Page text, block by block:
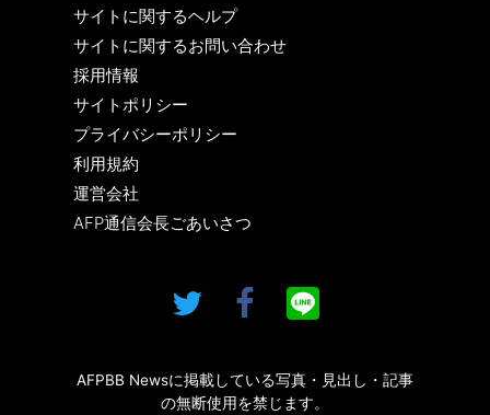
サイトに関するヘルプ
サイトに関するお問い合わせ
採用情報
サイトポリシー
プライバシーポリシー
利用規約
運営会社
AFP通信会長ごあいさつ
AFPBB Newsに掲載している写真・見出し・記事
の無断使用を禁じます。